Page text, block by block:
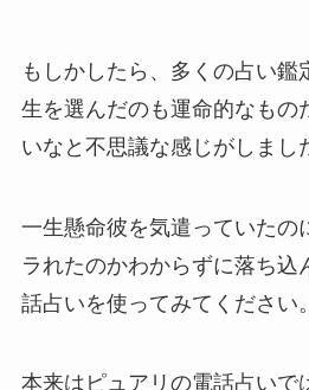
もしかしたら、多くの占い鑑
生を選んだのも運命的なもの
いなと不思議な感じがしま
一生懸命彼を気遣っていたの
ラれたのかわからずに落ち込
話占いを使ってみてください。
本来はピュアリの電話占いで